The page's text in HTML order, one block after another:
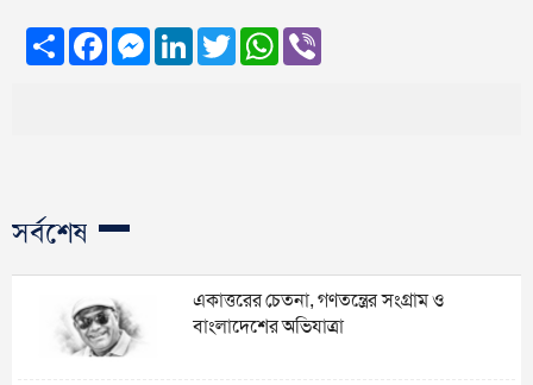
ShareFacebookMessenger
LinkedInTwitterWhatsApp
সর্বশেষ
একাত্তরের চেতনা, গণতন্ত্রের সংগ্রাম ও
বাংলাদেশের অভিযাত্রা